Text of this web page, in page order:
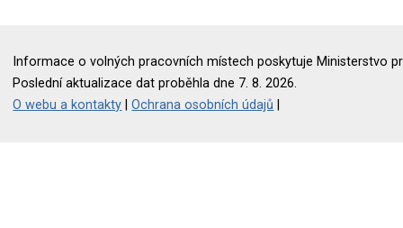
Informace o volných pracovních místech poskytuje Ministerstvo
Poslední aktualizace dat proběhla dne 7. 8. 2026.
O webu a kontakty |Ochrana osobních údajů